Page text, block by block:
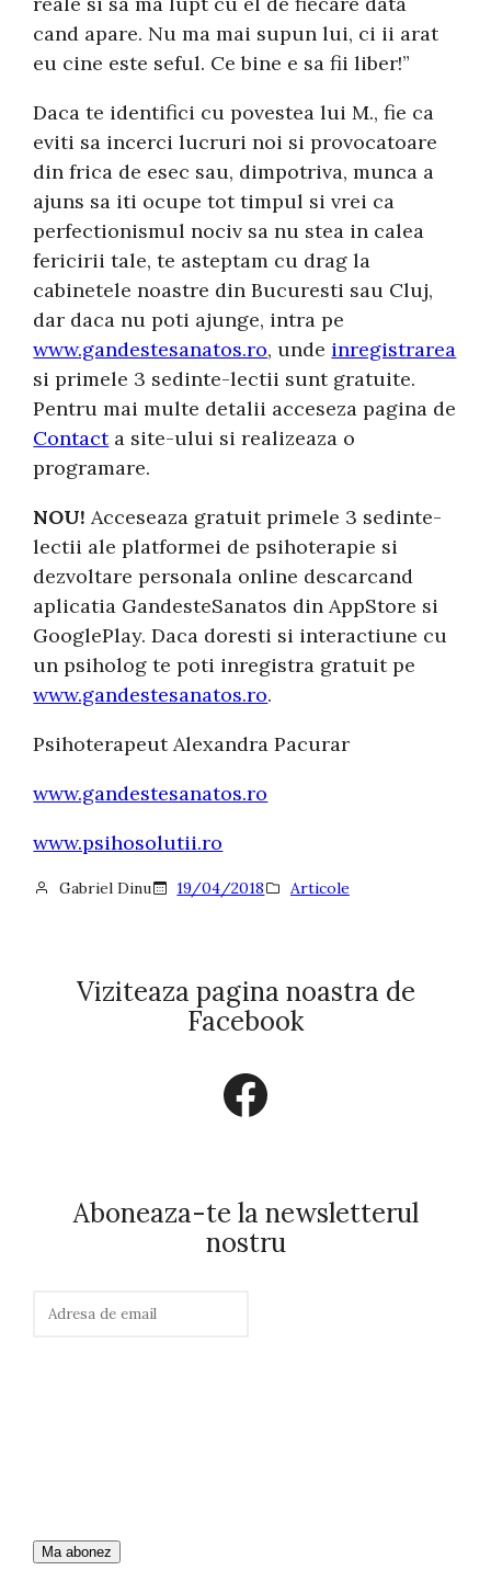
cand apare. Nu ma mai supun lui, ci ii arat
eu cine este seful. Ce bine e sa fii liber!”
Daca te identifici cu povestea lui M., fie ca
eviti sa incerci lucruri noi si provocatoare
din frica de esec sau, dimpotriva, munca a
ajuns sa iti ocupe tot timpul si vrei ca
perfectionismul nociv sa nu stea in calea
fericirii tale, te asteptam cu drag la
cabinetele noastre din Bucuresti sau Cluj,
dar daca nu poti ajunge, intra pe
www.gandestesanatos.ro, unde inregistrarea
si primele 3 sedinte-lectii sunt gratuite.
Pentru mai multe detalii acceseza pagina de
Contacta site-ului si realizeaza o
programare.
NOU! Acceseaza gratuit primele 3 sedinte-
lectii ale platformei de psihoterapie si
dezvoltare personala online descarcand
aplicatia GandesteSanatos din AppStore si
GooglePlay. Daca doresti si interactiune cu
un psiholog te poti inregistra gratuit pe
www.gandestesanatos.ro.
Psihoterapeut Alexandra Pacurar
www.gandestesanatos.ro
www.psihosolutii.ro
Gabriel Dinu 19/04/2018 Articole
Viziteaza pagina noastra de
Facebook
Facebook
Aboneaza-te la newsletterul
nostru